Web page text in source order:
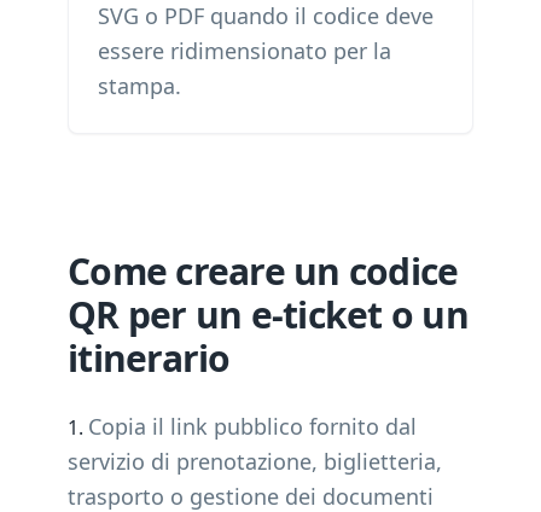
SVG o PDF quando il codice deve
essere ridimensionato per la
stampa.
Come creare un codice
QR per un e-ticket o un
itinerario
Copia il link pubblico fornito dal
servizio di prenotazione, biglietteria,
trasporto o gestione dei documenti